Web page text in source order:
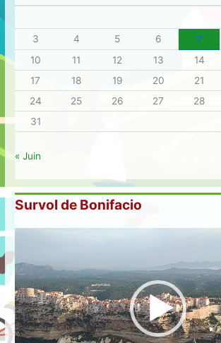
3
4 5 6 7
10
11 12 13 14
17
18 19 20 21
24
25 26 27 28
31
« Juin
Survol de Bonifacio
L
e
c
t
e
u